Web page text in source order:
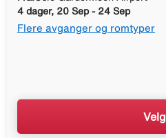
4 dager, 20 Sep - 24 Sep
Flere avganger og romtyper
Velg